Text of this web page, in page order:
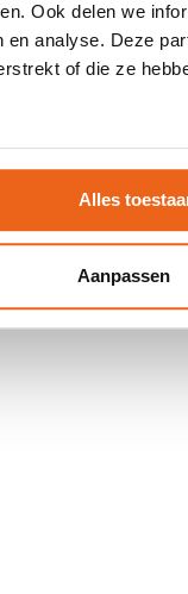
Ook delen we
analyse. Deze
of die ze
Alles
Aanpassen